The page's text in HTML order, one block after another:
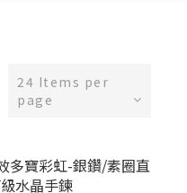
24 Items per
page